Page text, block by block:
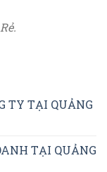
TY TẠI QUẢNG
TẠI QUẢNG